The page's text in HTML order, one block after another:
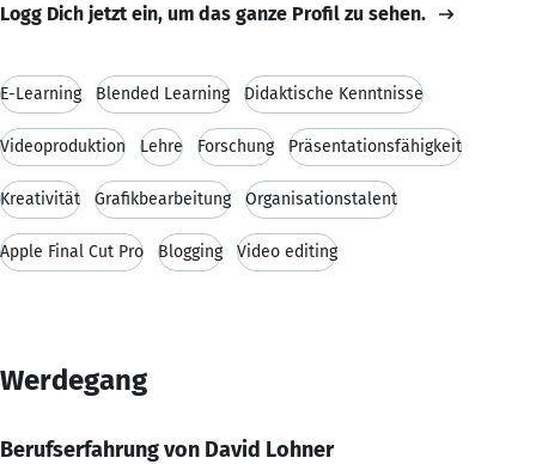
Logg Dich jetzt ein, um das ganze Profil zu sehen.
E-Learning Blended Learning Didaktische Kenntnisse
Videoproduktion Lehre Forschung Präsentationsfähigkeit
Kreativität Grafikbearbeitung Organisationstalent
Apple Final Cut Pro Blogging Video editing
Werdegang
Berufserfahrung von David Lohner